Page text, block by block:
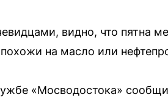
видно, что пятна
на масло или
«Мосводостока»